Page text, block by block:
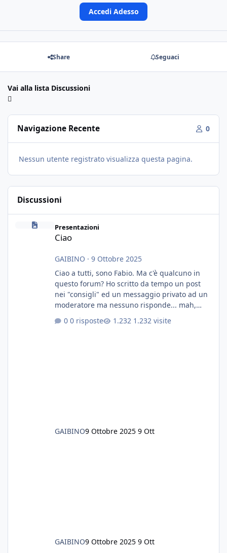
Accedi Adesso
Share Seguaci
Vai alla lista Discussioni
Navigazione Recente 0
Nessun utente registrato visualizza questa pagina.
Discussioni
Presentazioni
Ciao
GAIBINO · 9 Ottobre 2025
Ciao a tutti, sono Fabio. Ma c'è qualcuno in
questo forum? Ho scritto da tempo un post
nei "consigli" ed un messaggio privato ad un
moderatore ma nessuno risponde... mah,
0 risposte 1.232 visite
GAIBINO9 Ottobre 2025 9 Ott
GAIBINO9 Ottobre 2025 9 Ott